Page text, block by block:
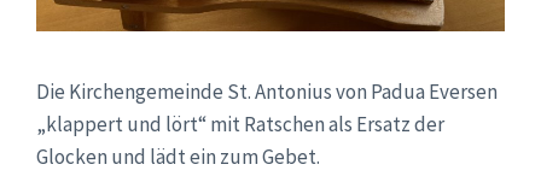
Die Kirchengemeinde St. Antonius von Padua Eversen
„klappert und lört“ mit Ratschen als Ersatz der
Glocken und lädt ein zum Gebet.